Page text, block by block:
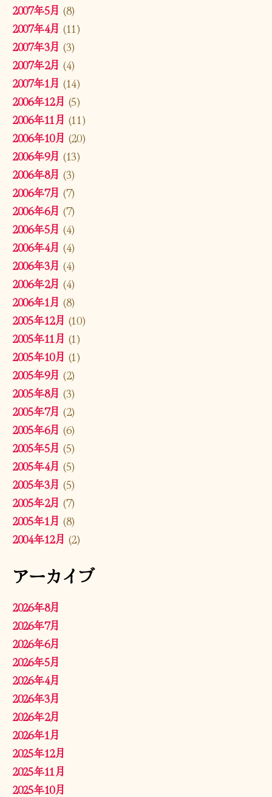
2007年5月 (8)
2007年4月 (11)
2007年3月 (3)
2007年2月 (4)
2007年1月 (14)
2006年12月 (5)
2006年11月 (11)
2006年10月 (20)
2006年9月 (13)
2006年8月 (3)
2006年7月 (7)
2006年6月 (7)
2006年5月 (4)
2006年4月 (4)
2006年3月 (4)
2006年2月 (4)
2006年1月 (8)
2005年12月 (10)
2005年11月 (1)
2005年10月 (1)
2005年9月 (2)
2005年8月 (3)
2005年7月 (2)
2005年6月 (6)
2005年5月 (5)
2005年4月 (5)
2005年3月 (5)
2005年2月 (7)
2005年1月 (8)
2004年12月 (2)
アーカイブ
2026年8月
2026年7月
2026年6月
2026年5月
2026年4月
2026年3月
2026年2月
2026年1月
2025年12月
2025年11月
2025年10月